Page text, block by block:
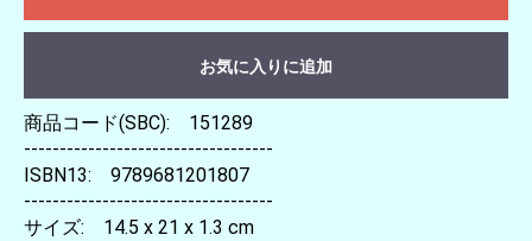
お気に入りに追加
商品コード(SBC): 151289
-----------------------------------
ISBN13: 9789681201807
-----------------------------------
サイズ: 14.5 x 21 x 1.3 cm